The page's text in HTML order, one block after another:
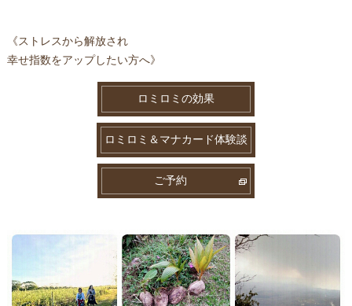
《ストレスから解放され
幸せ指数をアップしたい方へ》
ロミロミの効果
ロミロミ＆マナカード体験談
ご予約